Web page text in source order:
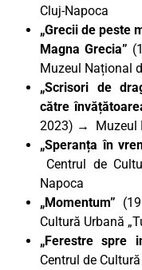
Cluj-Napoca
„Grecii de peste
Magna Grecia”
Muzeul Național
„Scrisori de
către
2023) → Muzeul
„Speranța în
Centrul de
Napoca
„Momentum”
Cultură Urbană
„Ferestre spre
Centrul de